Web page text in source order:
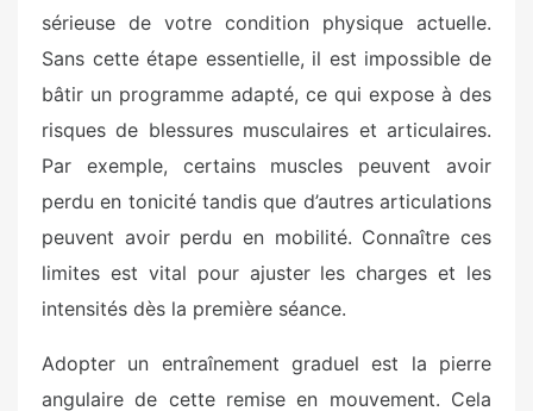
sérieuse de votre condition physique actuelle.
Sans cette étape essentielle, il est impossible de
bâtir un programme adapté, ce qui expose à des
risques de blessures musculaires et articulaires.
Par exemple, certains muscles peuvent avoir
perdu en tonicité tandis que d’autres articulations
peuvent avoir perdu en mobilité. Connaître ces
limites est vital pour ajuster les charges et les
intensités dès la première séance.
Adopter un entraînement graduel est la pierre
angulaire de cette remise en mouvement. Cela